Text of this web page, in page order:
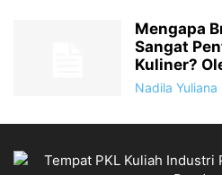
Mengapa
Sangat
Kuliner?
Nadila Yuliana